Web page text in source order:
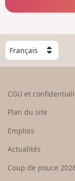
C
h
o
e
u
p
CGU et
Plan du site
Emplois
Actualités
Coup de pouce